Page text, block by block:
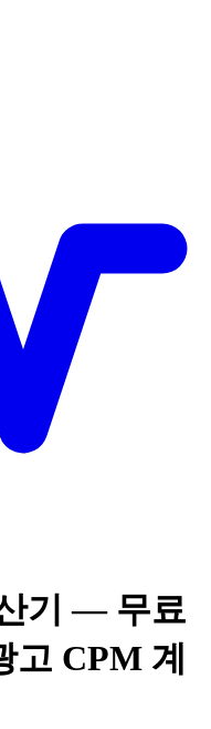
기 — 무료
고 CPM 계